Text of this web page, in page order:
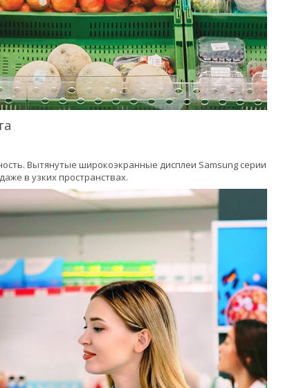
Вытянутые широкоэкранные дисплеи Samsung серии
в узких пространствах.